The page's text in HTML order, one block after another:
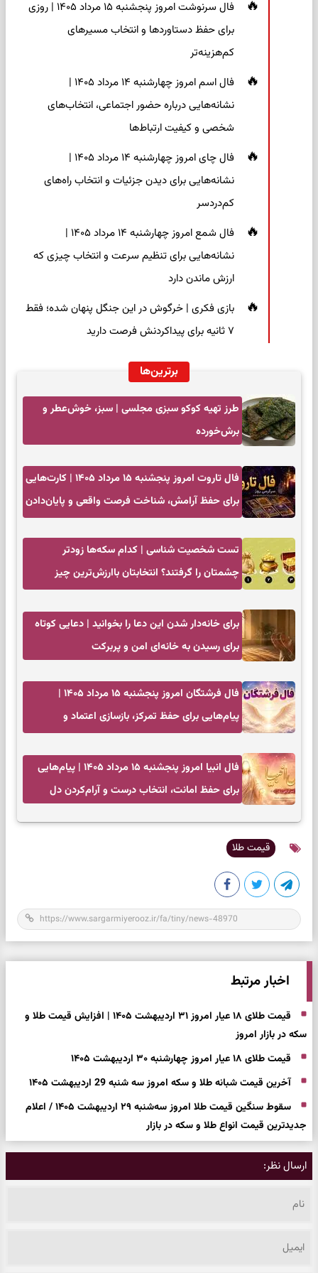
فال سرنوشت امروز پنجشنبه ۱۵ مرداد ۱۴۰۵ | روزی
برای حفظ دستاوردها و انتخاب مسیرهای
کم‌هزینه‌تر
فال اسم امروز چهارشنبه ۱۴ مرداد ۱۴۰۵ |
نشانه‌هایی درباره حضور اجتماعی، انتخاب‌های
شخصی و کیفیت ارتباط‌ها
فال چای امروز چهارشنبه ۱۴ مرداد ۱۴۰۵ |
نشانه‌هایی برای دیدن جزئیات و انتخاب راه‌های
کم‌دردسر
فال شمع امروز چهارشنبه ۱۴ مرداد ۱۴۰۵ |
نشانه‌هایی برای تنظیم سرعت و انتخاب چیزی که
ارزش ماندن دارد
بازی فکری | خرگوش در این جنگل پنهان شده؛ فقط
۷ ثانیه برای پیداکردنش فرصت دارید
برترین‌ها
طرز تهیه کوکو سبزی مجلسی | سبز، خوش‌عطر و
برش‌خورده
فال تاروت امروز پنجشنبه ۱۵ مرداد ۱۴۰۵ | کارت‌هایی
برای حفظ آرامش، شناخت فرصت واقعی و پایان‌دادن
تست شخصیت شناسی | کدام سکه‌ها زودتر
چشمتان را گرفتند؟ انتخابتان باارزش‌ترین چیز
برای خانه‌دار شدن این دعا را بخوانید | دعایی کوتاه
برای رسیدن به خانه‌ای امن و پربرکت
فال فرشتگان امروز پنجشنبه ۱۵ مرداد ۱۴۰۵ |
پیام‌هایی برای حفظ تمرکز، بازسازی اعتماد و
فال انبیا امروز پنجشنبه ۱۵ مرداد ۱۴۰۵ | پیام‌هایی
برای حفظ امانت، انتخاب درست و آرام‌کردن دل
قیمت طلا
اخبار مرتبط
قیمت طلای ۱۸ عیار امروز ۳۱ اردیبهشت ۱۴۰۵ | افزایش قیمت طلا و
سکه در بازار امروز
قیمت طلای ۱۸ عیار امروز چهارشنبه ۳۰ اردیبهشت ۱۴۰۵
آخرین قیمت شبانه طلا و سکه امروز سه شنبه 29 اردیبهشت ۱۴۰۵
سقوط سنگین قیمت طلا امروز سه‌شنبه ۲۹ اردیبهشت ۱۴۰۵ / اعلام
جدیدترین قیمت انواع طلا و سکه در بازار
ارسال نظر: